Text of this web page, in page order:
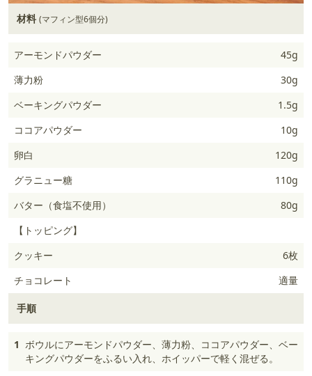
材料 (マフィン型6個分)
アーモンドパウダー
45g
薄力粉
30g
ベーキングパウダー
1.5g
ココアパウダー
10g
卵白
120g
グラニュー糖
110g
バター（食塩不使用）
80g
【トッピング】
クッキー
6枚
チョコレート
適量
手順
1 ボウルにアーモンドパウダー、薄力粉、ココアパウダー、ベー
キングパウダーをふるい入れ、ホイッパーで軽く混ぜる。